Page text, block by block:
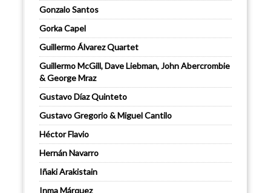
Gonzalo Santos
Gorka Capel
Guillermo Álvarez Quartet
Guillermo McGill, Dave Liebman, John Abercrombie
& George Mraz
Gustavo Díaz Quinteto
Gustavo Gregorio & Miguel Cantilo
Héctor Flavio
Hernán Navarro
Iñaki Arakistain
Inma Márquez